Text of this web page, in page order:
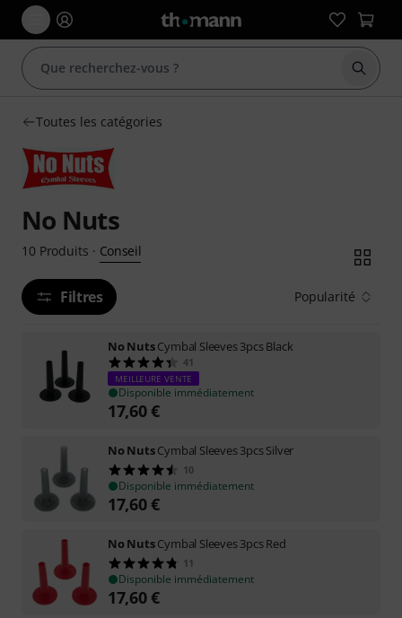
Toutes les catégories
No Nuts
10 Produits · Conseil
Filtres Popularité
No NutsCymbal Sleeves 3pcs Black
41
MEILLEURE VENTE
Disponible immédiatement
17,60€
No NutsCymbal Sleeves 3pcs Silver
10
Disponible immédiatement
17,60€
No NutsCymbal Sleeves 3pcs Red
11
Disponible immédiatement
17,60€